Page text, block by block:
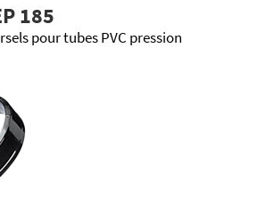
185
pour tubes PVC pression